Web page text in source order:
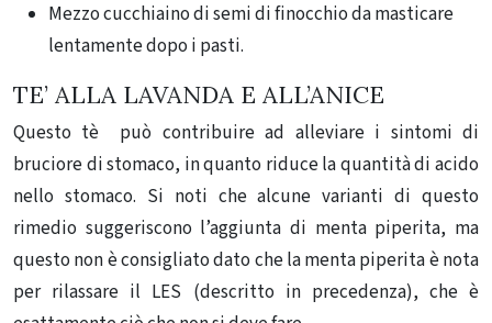
Mezzo cucchiaino di semi di finocchio da masticare
lentamente dopo i pasti.
TE’ ALLA LAVANDA E ALL’ANICE
Questo tè può contribuire ad alleviare i sintomi di
bruciore di stomaco, in quanto riduce la quantità di acido
nello stomaco. Si noti che alcune varianti di questo
rimedio suggeriscono l’aggiunta di menta piperita, ma
questo non è consigliato dato che la menta piperita è nota
per rilassare il LES (descritto in precedenza), che è